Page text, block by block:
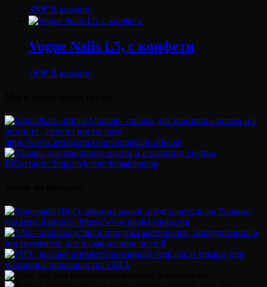
350₽ В корзину
Vogue Nails L5, с конфети
169₽ В корзину